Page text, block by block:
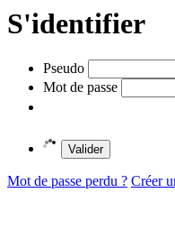
S'identifier
Pseudo
Mot de passe
Valider
Mot de passe perdu ? Créer